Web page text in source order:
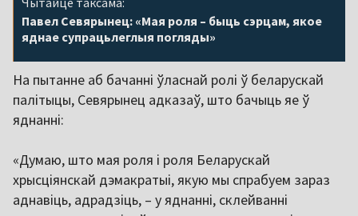
Павел Севярынец: «Мая роля – быць сэрцам, якое
яднае супрацьлеглыя погляды»
На пытанне аб бачанні ўласнай ролі ў беларускай
палітыцы, Севярынец адказаў, што бачыць яе ў
яднанні:
«Думаю, што мая роля і роля Беларускай
хрысціянскай дэмакратыі, якую мы спрабуем зараз
аднавіць, адрадзіць, – у яднанні, склейванні